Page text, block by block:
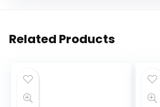
Related Products